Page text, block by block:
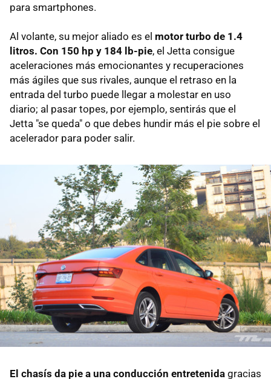
para smartphones.
Al volante, su mejor aliado es el motor turbo de 1.4
litros. Con 150 hp y 184 lb-pie, el Jetta consigue
aceleraciones más emocionantes y recuperaciones
más ágiles que sus rivales, aunque el retraso en la
entrada del turbo puede llegar a molestar en uso
diario; al pasar topes, por ejemplo, sentirás que el
Jetta "se queda" o que debes hundir más el pie sobre el
acelerador para poder salir.
El chasís da pie a una conducción entretenida gracias